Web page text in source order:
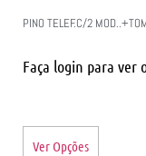
PINO TELEF.C/2
Faça login para ver
Ver Opções